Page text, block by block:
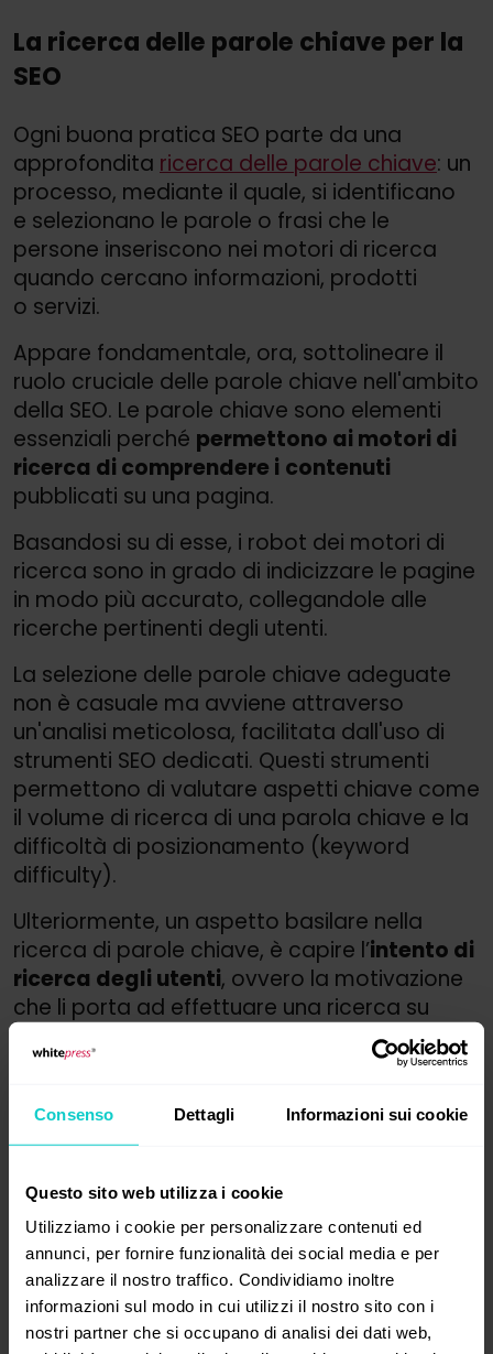
Consenso Dettagli Informazioni sui cookie
Questo sito web utilizza i cookie
Utilizziamo i cookie per personalizzare contenuti ed
annunci, per fornire funzionalità dei social media e per
analizzare il nostro traffico. Condividiamo inoltre
informazioni sul modo in cui utilizzi il nostro sito con i
nostri partner che si occupano di analisi dei dati web,
La ricerca delle parole chiave per la
SEO
Ogni buona pratica SEO parte da una
approfondita ricerca delle parole chiave: un
processo, mediante il quale, si identificano
e selezionano le parole o frasi che le
persone inseriscono nei motori di ricerca
quando cercano informazioni, prodotti
o servizi.
Appare fondamentale, ora, sottolineare il
ruolo cruciale delle parole chiave nell'ambito
della SEO. Le parole chiave sono elementi
essenziali perché permettono ai motori di
ricerca di comprendere i contenuti
pubblicati su una pagina.
Basandosi su di esse, i robot dei motori di
ricerca sono in grado di indicizzare le pagine
in modo più accurato, collegandole alle
ricerche pertinenti degli utenti.
La selezione delle parole chiave adeguate
non è casuale ma avviene attraverso
un'analisi meticolosa, facilitata dall'uso di
strumenti SEO dedicati. Questi strumenti
permettono di valutare aspetti chiave come
il volume di ricerca di una parola chiave e la
difficoltà di posizionamento (keyword
difficulty).
Ulteriormente, un aspetto basilare nella
ricerca di parole chiave, è capire l’intento di
ricerca degli utenti, ovvero la motivazione
che li porta ad effettuare una ricerca su
internet. Essi possono essere generalmente
classificati in quattro categorie principali:
commerciale.
intenti specifici può notevolmente migliorare
l’efficacia dell’ottimizzazione SEO,
aumentando la probabilità che gli utenti
trovino esattamente ciò che cercano.
Questo non solo migliora l'esperienza
dell'utente, ma aumenta anche le possibilità